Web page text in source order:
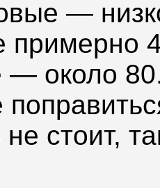
—
примерно
— около
стоит,